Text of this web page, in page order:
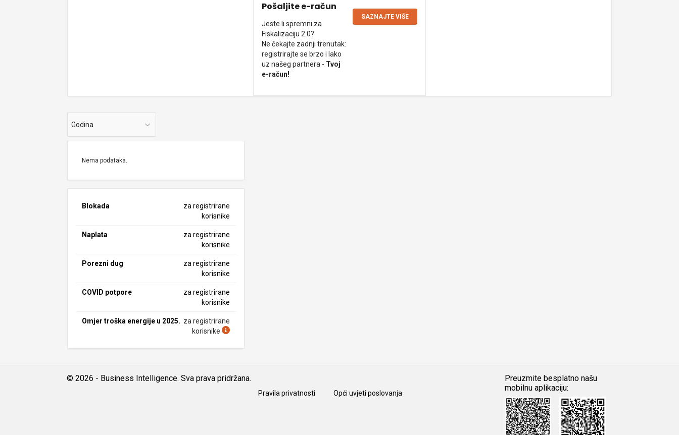
Pošaljite e-račun
Jeste li spremni za
Fiskalizaciju 2.0?
Ne čekajte zadnji trenutak:
registrirajte se brzo i lako
uz našeg partnera - Tvoj
e-račun!
SAZNAJTE VIŠE
Godina
Nema podataka.
Blokada
za registrirane
korisnike
Naplata
za registrirane
korisnike
Porezni dug
za registrirane
korisnike
COVID potpore
za registrirane
korisnike
Omjer troška energije u 2025. za registrirane
korisnike
© 2026 - Business Intelligence. Sva prava pridržana.
Pravila privatnosti Opći uvjeti poslovanja
Preuzmite besplatno našu
mobilnu aplikaciju:
Android iOS